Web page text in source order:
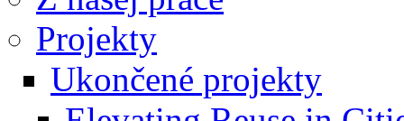
Projekty
Ukončené projekty